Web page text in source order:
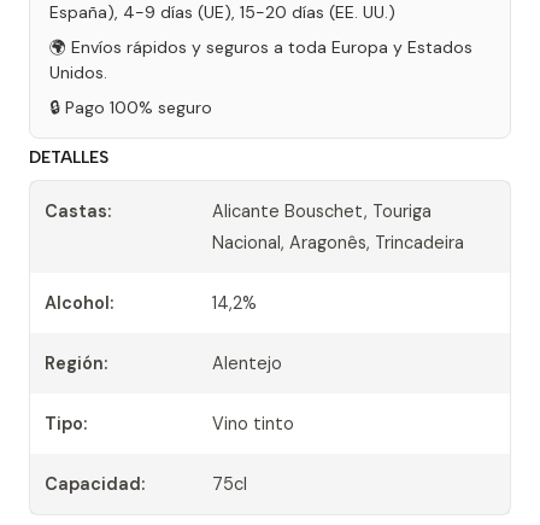
España), 4-9 días (UE), 15-20 días (EE. UU.)
🌍 Envíos rápidos y seguros a toda Europa y Estados
Unidos.
🔒 Pago 100% seguro
DETALLES
Castas:
Alicante Bouschet, Touriga
Nacional, Aragonês, Trincadeira
Alcohol: 14,2%
Región: Alentejo
Tipo: Vino tinto
Capacidad: 75cl